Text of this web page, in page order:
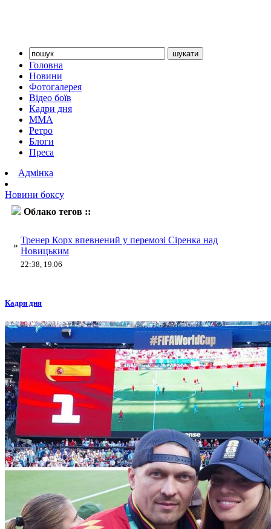
Головна
Новини
Фотогалерея
Відео боїв
Кадри дня
ММА
Ретро
Блоги
Преса
Адмінка
Новини боксу
Облако тегов ::
»
Тренер Корх впевнений у перемозі Сіренка над
Новицьким
22:38, 19.06
Кадри дня